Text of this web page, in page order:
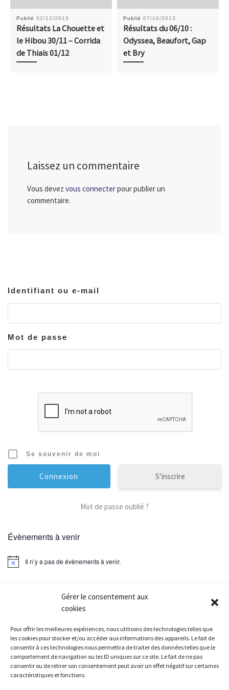
Gérer le consentement aux
cookies
Pour offrir les meilleures expériences, nous utilisons des technologies telles que
les cookies pour stocker et/ou accéder aux informations des appareils. Le fait de
consentir à ces technologies nous permettra de traiter des données telles que le
comportement de navigation ou les ID uniques sur ce site. Le fait de ne pas
consentir ou de retirer son consentement peut avoir un effet négatif sur certaines
caractéristiques et fonctions.
Publié 02/12/2013
Résultats La Chouette et
le Hibou 30/11 – Corrida
de Thiais 01/12
Publié 07/10/2013
Résultats du 06/10 :
Odyssea, Beaufort, Gap
et Bry
Laissez un commentaire
Vous devez vous connecterpour publier un
commentaire.
Identifiant ou e-mail
Mot de passe
Se souvenir de moi
S’inscrire
Mot de passe oublié ?
Évènements à venir
Il n’y a pas de évènements à venir.
Parcourir les articles INFOS ET QUALIFIÉS POUR LA 1/2 FINALE CHAMPIONNAT DE FRANCE DE CROSS À CERGY 18/02/2018
RETOUR À LA LISTE